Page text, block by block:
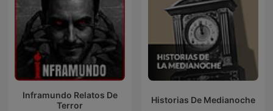
Inframundo Relatos De
Terror
Historias De Medianoche